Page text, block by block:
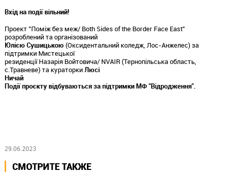
Вхід на події вільний!
Проект "Поміж без меж/ Both Sides of the Border Face East"
розроблений та організований
Юлією Сушицькою(Оксидентальний коледж, Лос-Анжелес) за
підтримки Мистецької
резиденції Назарія Войтовича/ NVAIR (Тернопільська область,
с.Травневе) та кураторки Люсі
Ничай
Події проєкту відбуваються за підтримки МФ "Відродження".
29.06.2023
СМОТРИТЕ ТАКЖЕ